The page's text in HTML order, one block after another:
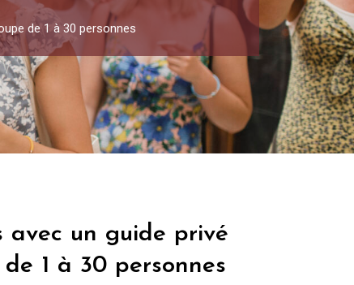
de 1 à 30 personnes
avec un guide privé
1 à 30 personnes